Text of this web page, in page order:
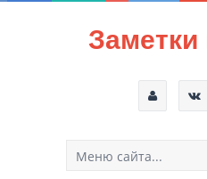
Заметки
Меню сайта...